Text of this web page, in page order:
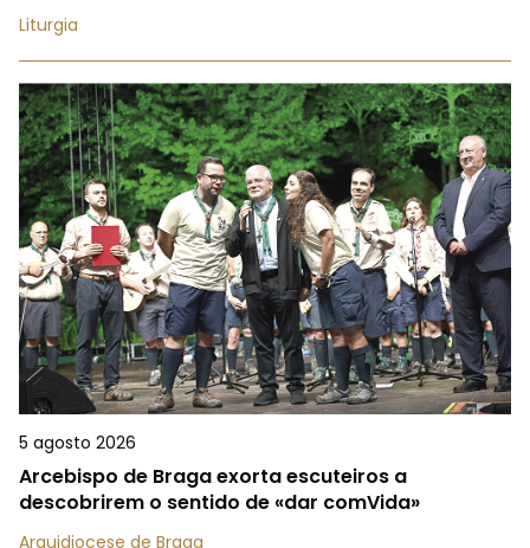
Liturgia
5 agosto 2026
Arcebispo de Braga exorta escuteiros a
descobrirem o sentido de «dar comVida»
Arquidiocese de Braga